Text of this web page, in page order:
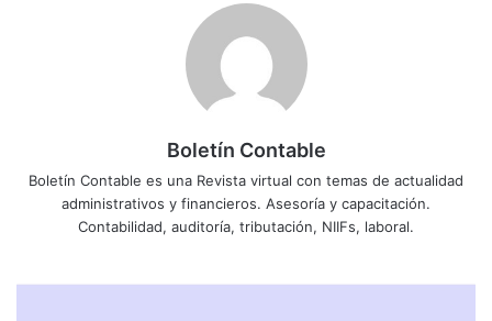
Boletín Contable
Boletín Contable es una Revista virtual con temas de actualidad
administrativos y financieros. Asesoría y capacitación.
Contabilidad, auditoría, tributación, NIIFs, laboral.